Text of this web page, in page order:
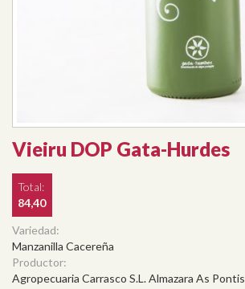
Vieiru DOP Gata-Hurdes
Total:
84,40
Variedad:
Manzanilla Cacereña
Productor:
Agropecuaria Carrasco S.L. Almazara As Pontis